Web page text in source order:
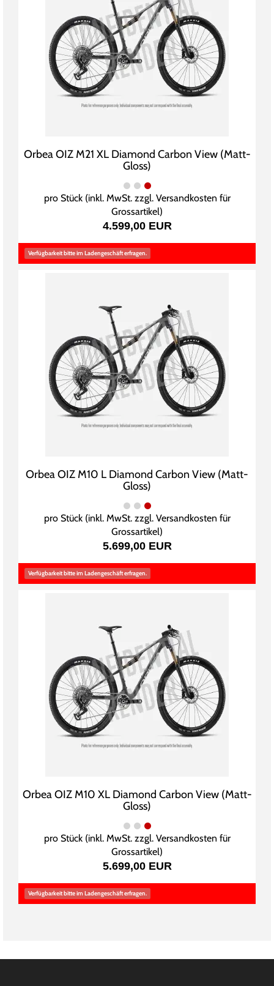
Orbea OIZ M21 XL Diamond Carbon View (Matt-
Gloss)
pro Stück (inkl. MwSt. zzgl. Versandkosten für
Grossartikel)
4.599,00 EUR
Verfügbarkeit bitte im Ladengeschäft erfragen.
Orbea OIZ M10 L Diamond Carbon View (Matt-
Gloss)
pro Stück (inkl. MwSt. zzgl. Versandkosten für
Grossartikel)
5.699,00 EUR
Verfügbarkeit bitte im Ladengeschäft erfragen.
Orbea OIZ M10 XL Diamond Carbon View (Matt-
Gloss)
pro Stück (inkl. MwSt. zzgl. Versandkosten für
Grossartikel)
5.699,00 EUR
Verfügbarkeit bitte im Ladengeschäft erfragen.